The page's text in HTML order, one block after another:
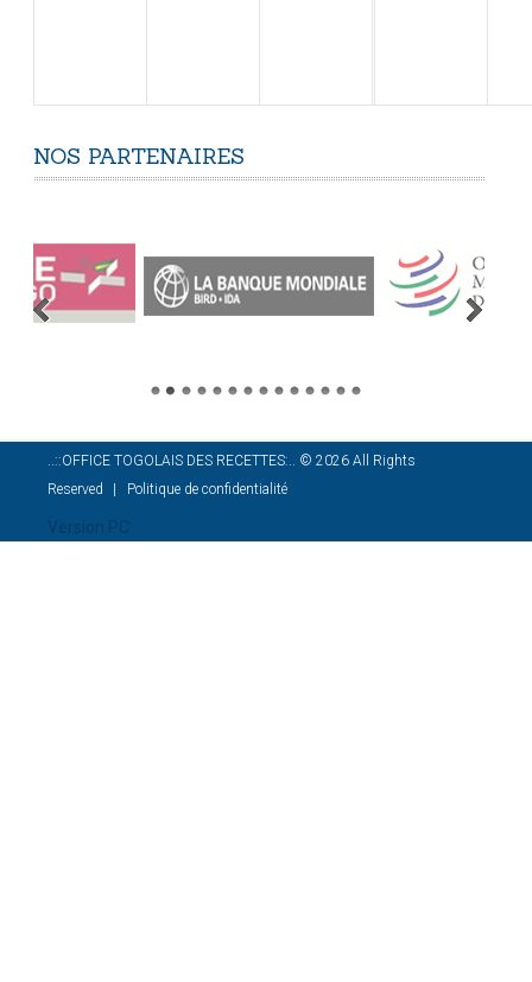
NOS PARTENAIRES
..::OFFICE TOGOLAIS DES RECETTES:.. © 2026 All Rights
Reserved
Politique de confidentialité
Version PC